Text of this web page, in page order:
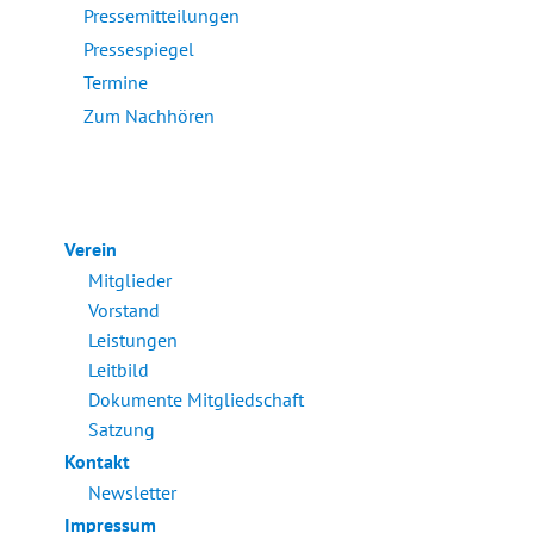
Pressemitteilungen
Pressespiegel
Termine
Zum Nachhören
Verein
Mitglieder
Vorstand
Leistungen
Leitbild
Dokumente Mitgliedschaft
Satzung
Kontakt
Newsletter
Impressum